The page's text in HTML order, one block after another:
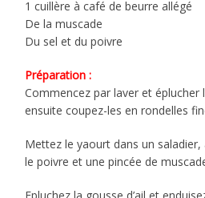
1 cuillère à café de beurre allégé
De la muscade
Du sel et du poivre
Préparation :
Commencez par laver et
ensuite coupez-les en rondelles
Mettez le yaourt dans un
le poivre et une pincée de